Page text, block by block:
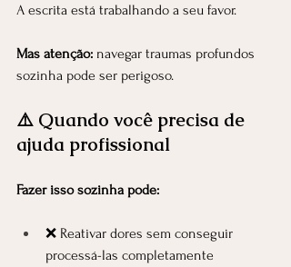
A escrita está trabalhando a seu favor.
Mas atenção: navegar traumas profundos
sozinha pode ser perigoso.
⚠️ Quando você precisa de
ajuda profissional
Fazer isso sozinha pode:
❌ Reativar dores sem conseguir
processá-las completamente